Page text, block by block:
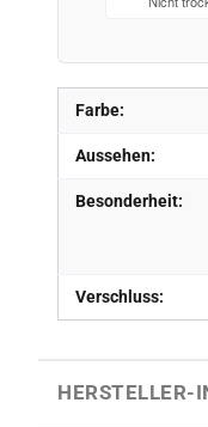
Farbe:
Aussehen:
Besonderheit:
Verschluss:
HERSTELLER-